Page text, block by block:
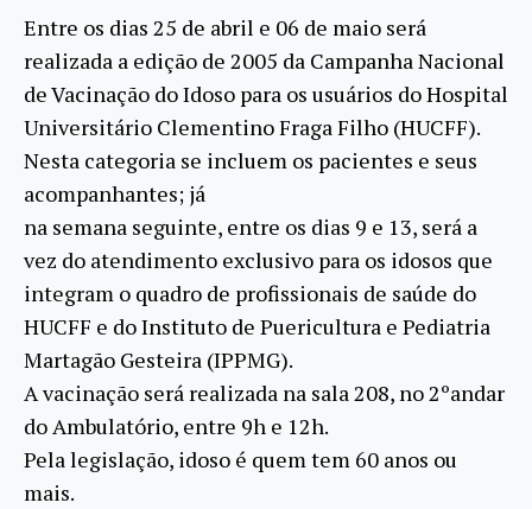
Entre os dias 25 de abril e 06 de maio será
realizada a edição de 2005 da Campanha Nacional
de Vacinação do Idoso para os usuários do Hospital
Universitário Clementino Fraga Filho (HUCFF).
Nesta categoria se incluem os pacientes e seus
acompanhantes; já
na semana seguinte, entre os dias 9 e 13, será a
vez do atendimento exclusivo para os idosos que
integram o quadro de profissionais de saúde do
HUCFF e do Instituto de Puericultura e Pediatria
Martagão Gesteira (IPPMG).
A vacinação será realizada na sala 208, no 2ºandar
do Ambulatório, entre 9h e 12h.
Pela legislação, idoso é quem tem 60 anos ou
mais.